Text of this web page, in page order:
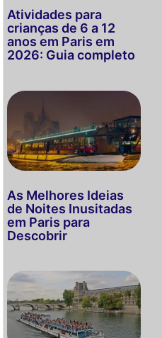
Atividades para
crianças de 6 a 12
anos em Paris em
2026: Guia completo
As Melhores Ideias
de Noites Inusitadas
em Paris para
Descobrir